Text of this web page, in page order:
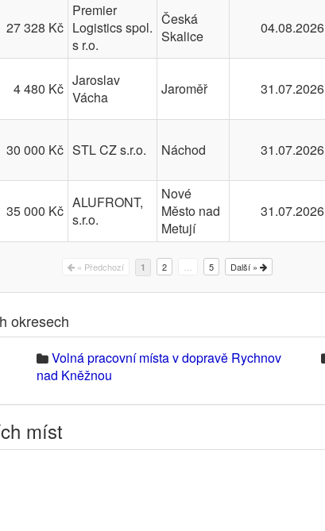
27 328 Kč
Premier
Logistics spol.
s r.o.
Česká
Skalice
04.08.2026
4 480 Kč Jaroslav
Vácha
Jaroměř 31.07.2026
30 000 Kč STL CZ s.r.o. Náchod 31.07.2026
35 000 Kč ALUFRONT,
s.r.o.
Nové
Město nad
Metují
31.07.2026
« Předchozí 1 2 5 Další »
okresech
Volná pracovní místa v dopravě Rychnov
nad Kněžnou
míst